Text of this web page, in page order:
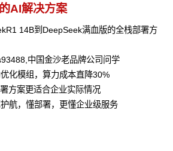
AI解决方案
14B到DeepSeek满血版的全栈部署方
中国金沙老品牌公司问学
化模组，算力成本直降30%
方案更适合企业实际情况
航，懂部署，更懂企业级服务